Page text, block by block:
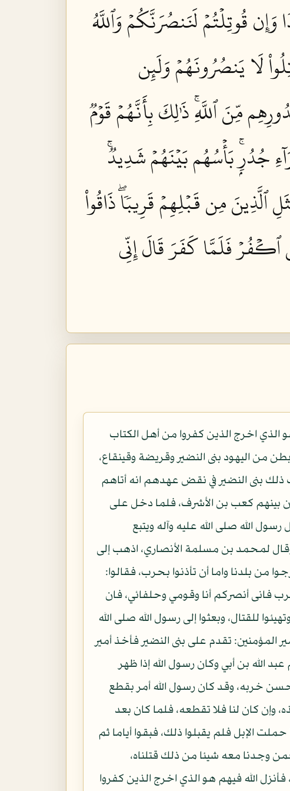
قُوتِلۡتُمۡ لَنَنصُرَنَّكُمۡ وَٱللَّهُ
لَا يَنصُرُونَهُمۡ وَلَئِن
مِّنَ ٱللَّهِۚ ذَٰلِكَ بِأَنَّهُمۡ قَوۡمٞ
جُدُرِۭۚ بَأۡسُهُم بَيۡنَهُمۡ شَدِيدٞۚ
ٱلَّذِينَ مِن قَبۡلِهِمۡ قَرِيبٗاۖ ذَاقُواْ
فَلَمَّا كَفَرَ قَالَ إِنِّي
الذي اخرج الذين كفروا من أهل الكتاب
من اليهود بنى النضير وقريضة وقينقاع،
بنى النضير في نقض عهدهم انه أتاهم
بينهم كعب بن الأشرف، فلما دخل على
الله صلى الله عليه وآله ويتبع
لمحمد بن مسلمة الأنصاري، اذهب إلى
من بلدنا واما أن تأذنوا بحرب، فقالوا:
فانى أنصركم أنا وقومي وحلفائي، فان
للقتال، وبعثوا إلى رسول الله صلى الله
المؤمنين: تقدم على بنى النضير فأخذ أمير
الله بن أبي وكان رسول الله إذا ظهر
خربه، وقد كان رسول الله أمر بقطع
كان لنا فلا تقطعه، فلما كان بعد
الإبل فلم يقبلوا ذلك، فبقوا أياما ثم
وجدنا معه شيئا من ذلك قتلناه،
الله فيهم هو الذي اخرج الذين كفروا